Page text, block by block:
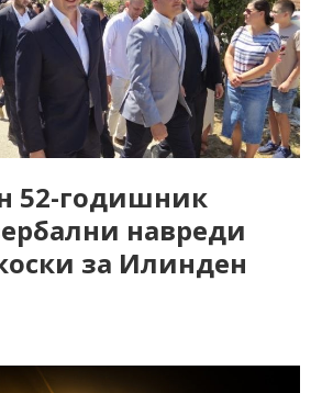
52-годишник
навреди
за Илинден